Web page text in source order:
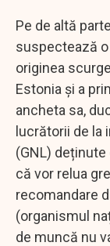
Pe de altă
suspectează
originea
Estonia și a
ancheta sa,
lucrătorii de la
(GNL)
că vor relua
recomandare
(organismul
de muncă nu